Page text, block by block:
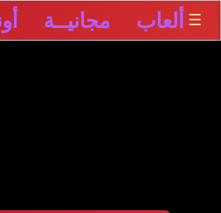
☰ ألعاب مجانيــة